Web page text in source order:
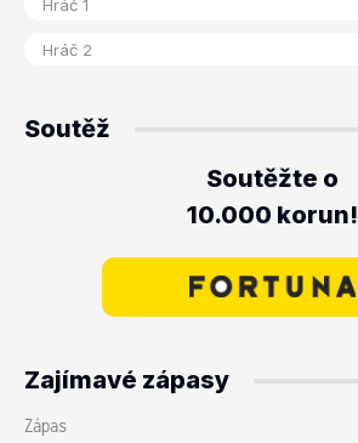
Soutěž
Soutěžte o
10.000 korun!
Zajímavé zápasy
Zápas